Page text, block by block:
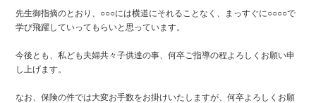
先生御指摘のとおり、○○○には横道にそれることなく、まっすぐに○○○○で
学び飛躍していってもらいと思っています。
今後とも、私ども夫婦共々子供達の事、何卒ご指導の程よろしくお願い申
し上げます。
なお、保険の件では大変お手数をお掛けいたしますが、何卒よろしくお願